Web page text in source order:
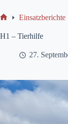
Einsatzberichte
H1 – Tierhilfe
27.